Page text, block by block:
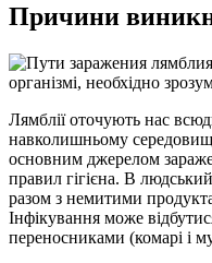
Причини
організмі, необхідно
Лямблії оточують нас
навколишньому
основним джерелом
правил гігієна. В
разом з немитими
Інфікування може
переносниками (комарі і